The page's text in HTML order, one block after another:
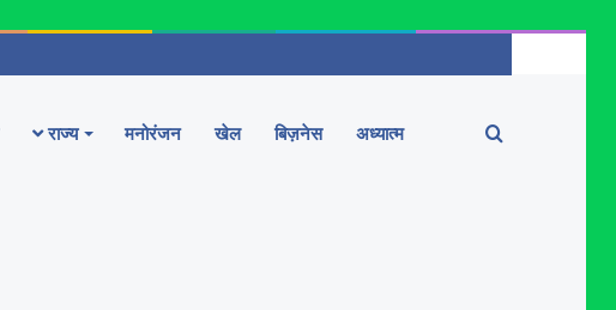
राज्य मनोरंजन खेल बिज़नेस अध्यात्म Search